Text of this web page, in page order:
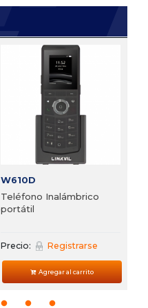
W610D
Teléfono Inalámbrico
portátil
Precio: Registrarse
Agregar al carrito